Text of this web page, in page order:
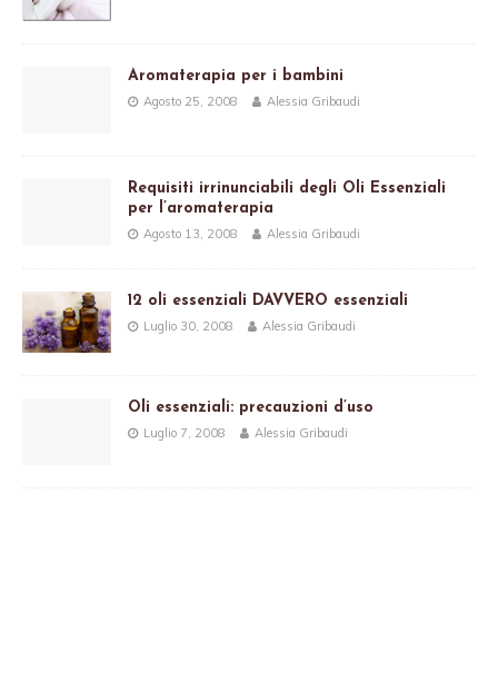
Aromaterapia per i bambini
Agosto 25, 2008 Alessia Gribaudi
Requisiti irrinunciabili degli Oli Essenziali
per l’aromaterapia
Agosto 13, 2008 Alessia Gribaudi
12 oli essenziali DAVVERO essenziali
Luglio 30, 2008 Alessia Gribaudi
Oli essenziali: precauzioni d’uso
Luglio 7, 2008 Alessia Gribaudi